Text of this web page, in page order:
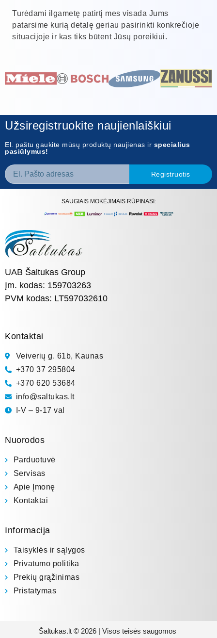
Turėdami ilgametę patirtį mes visada Jums
patarsime kurią detalę geriau pasirinkti konkrečioje
situacijoje ir kas tiks būtent Jūsų poreikiui.
Užsiregistruokite naujienlaiškiui
El. paštu gaukite mūsų produktų naujienas ir specialius
pasiūlymus!
Registruotis
SAUGIAIS MOKĖJIMAIS RŪPINASI:
UAB Šaltukas Group
Įm. kodas: 159703263
PVM kodas: LT597032610
Kontaktai
Veiverių g. 61b, Kaunas
+370 37 295804
+370 620 53684
info@saltukas.lt
I-V – 9-17 val
Nuorodos
Parduotuvė
Servisas
Apie Įmonę
Kontaktai
Informacija
Taisyklės ir sąlygos
Privatumo politika
Prekių grąžinimas
Pristatymas
Šaltukas.lt © 2026 | Visos teisės saugomos